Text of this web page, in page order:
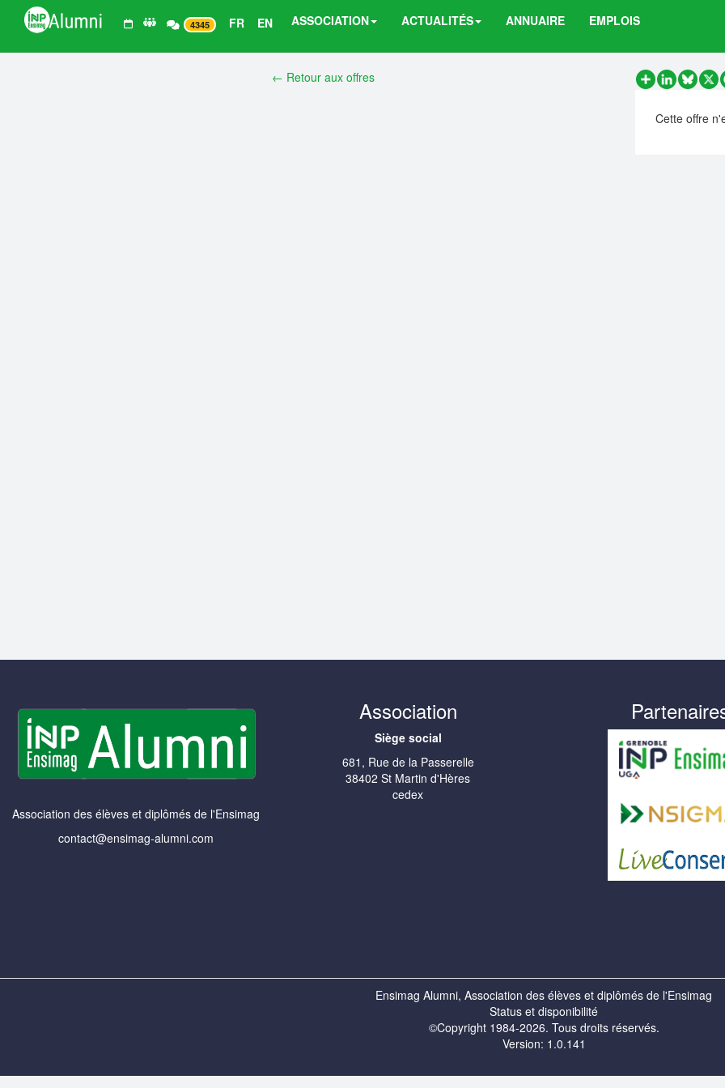
4345 FR EN ASSOCIATION ACTUALITÉS ANNUAIRE EMPLOIS
← Retour aux offres
PartagerLinkedInX
Cette offre
Association des élèves et diplômés de l'Ensimag
contact@ensimag-alumni.com
Association
Siège social
681, Rue de la Passerelle
38402 St Martin d'Hères
cedex
Ensimag Alumni, Association des élèves et diplômés de l'Ensimag
Status et disponibilité
©Copyright 1984-2026. Tous droits réservés.
Version: 1.0.141